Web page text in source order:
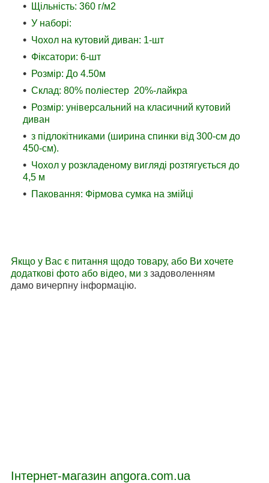
Щільність: 360 г/м2
У наборі:
Чохол на кутовий диван: 1-шт
Фіксатори: 6-шт
Розмір: До 4.50м
Склад: 80% поліестер 20%-лайкра
Розмір: універсальний на класичний кутовий
диван
з підлокітниками (ширина спинки від 300-см до
450-см).
Чохол у розкладеному вигляді розтягується до
4,5 м
Паковання: Фірмова сумка на змійці
Якщо у Вас є питання щодо товару, або Ви хочете
додаткові фото або відео, ми з задоволенням
дамо вичерпну інформацію.
Інтернет-магазин angora.com.ua